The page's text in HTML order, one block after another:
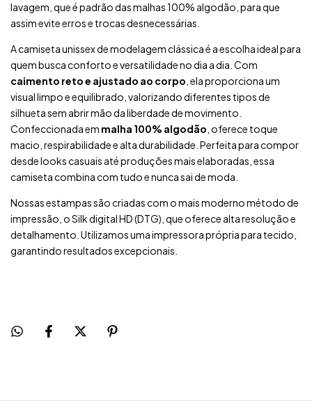
lavagem, que é padrão das malhas 100% algodão, para que
assim evite erros e trocas desnecessárias.
A camiseta unissex de modelagem clássica é a escolha ideal para
quem busca conforto e versatilidade no dia a dia. Com
caimento reto e ajustado ao corpo , ela proporciona um
visual limpo e equilibrado, valorizando diferentes tipos de
silhueta sem abrir mão da liberdade de movimento.
Confeccionada em malha 100% algodão , oferece toque
macio, respirabilidade e alta durabilidade. Perfeita para compor
desde looks casuais até produções mais elaboradas, essa
camiseta combina com tudo e nunca sai de moda.
Nossas estampas são criadas com o mais moderno método de
impressão, o Silk digital HD (DTG), que oferece alta resolução e
detalhamento. Utilizamos uma impressora própria para tecido,
garantindo resultados excepcionais.